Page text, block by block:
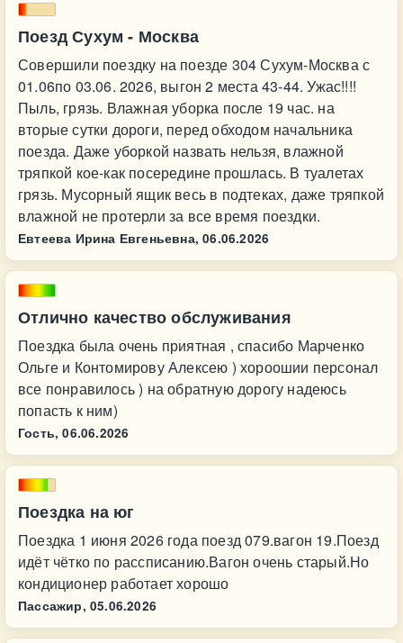
Поезд Сухум - Москва
Совершили поездку на поезде 304 Сухум-Москва с
01.06по 03.06. 2026, выгон 2 места 43-44. Ужас!!!!
Пыль, грязь. Влажная уборка после 19 час. на
вторые сутки дороги, перед обходом начальника
поезда. Даже уборкой назвать нельзя, влажной
тряпкой кое-как посередине прошлась. В туалетах
грязь. Мусорный ящик весь в подтеках, даже тряпкой
влажной не протерли за все время поездки.
Евтеева Ирина Евгеньевна, 06.06.2026
Отлично качество обслуживания
Поездка была очень приятная , спасибо Марченко
Ольге и Контомирову Алексею ) хороошии персонал
все понравилось ) на обратную дорогу надеюсь
попасть к ним)
Гость, 06.06.2026
Поездка на юг
Поездка 1 июня 2026 года поезд 079.вагон 19.Поезд
идёт чётко по рассписанию.Вагон очень старый.Но
кондиционер работает хорошо
Пассажир, 05.06.2026